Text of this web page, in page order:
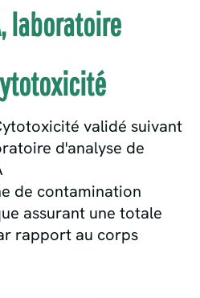
laboratoire
validé suivant
d'analyse de
de contamination
assurant une totale
rapport au corps